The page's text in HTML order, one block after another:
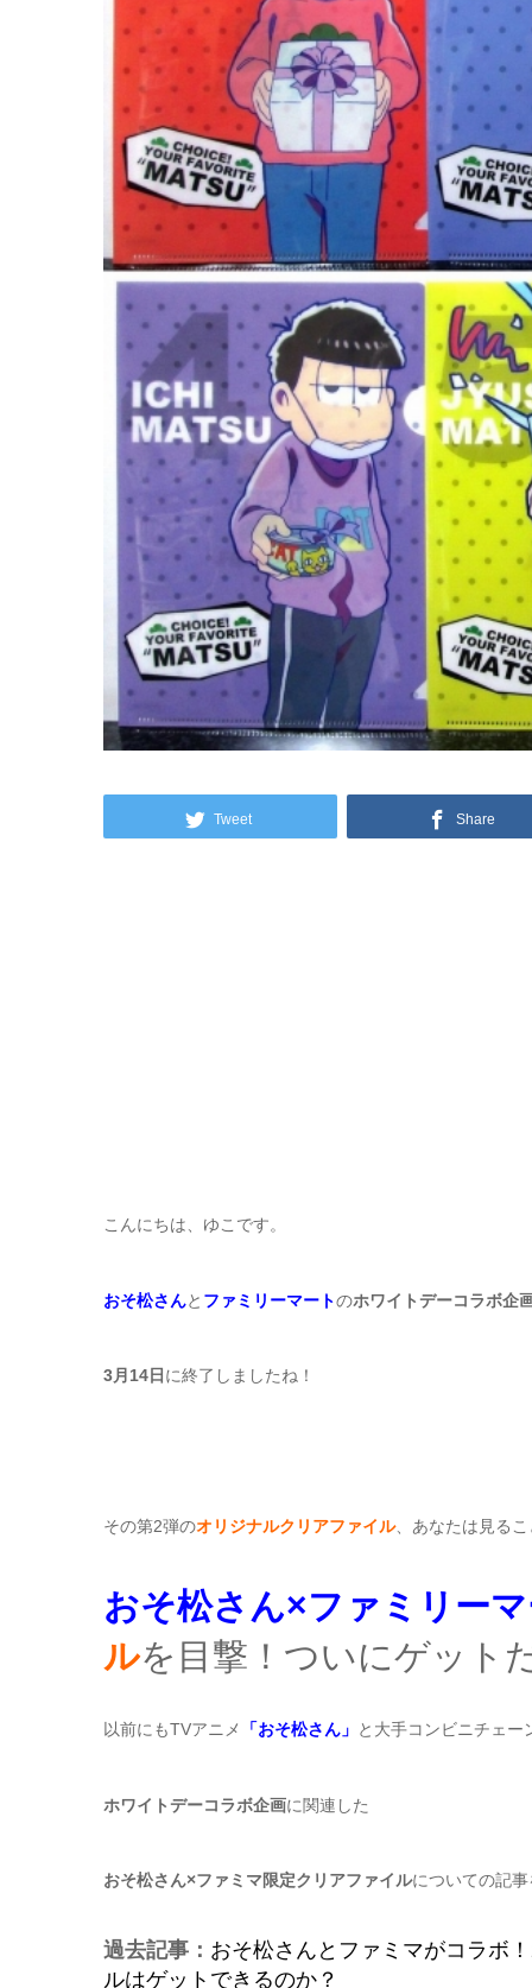
Tweet Share
こんにちは、ゆこです。
おそ松さんと ファミリーマートのホワイトデーコラボ企
3月14日 に終了しましたね！
その第2弾のオリジナルクリアファイル、あなたは見る
おそ松さん×ファミリーマ
ルを目撃！ついにゲット
以前にもTVアニメ 「おそ松さん」 と大手コンビニチェー
ホワイトデーコラボ企画に関連した
おそ松さん×ファミマ限定クリアファイルについての記事
過去記事： おそ松さんとファミマがコラボ
ルはゲットできるのか？